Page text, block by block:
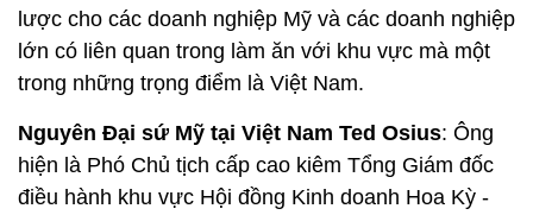
lược cho các doanh nghiệp Mỹ và các doanh nghiệp
lớn có liên quan trong làm ăn với khu vực mà một
trong những trọng điểm là Việt Nam.
Nguyên Đại sứ Mỹ tại Việt Nam Ted Osius: Ông
hiện là Phó Chủ tịch cấp cao kiêm Tổng Giám đốc
điều hành khu vực Hội đồng Kinh doanh Hoa Kỳ -